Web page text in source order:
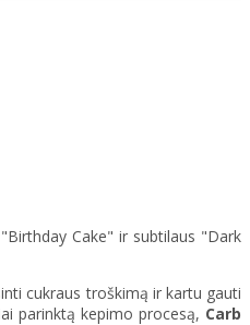
Cake" ir subtilaus "Dark
cukraus troškimą ir kartu gauti
parinktą kepimo procesą, Carb